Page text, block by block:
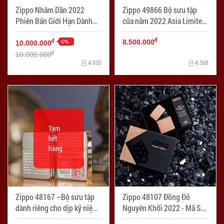
Zippo Nhâm Dần 2022
Phiên Bản Giới Hạn Dành
Riêng Châu Á Hổ Rình Mồi -
Mã SP: ZPC4009
10.000.000đ -0%
10.000.000đ
4.035
Zippo 49866 Bộ sưu tập
của năm 2022 Asia Limited
- Mã SP: ZPC4012
8.500.000đ
4.568
Zippo 48167 –Bộ sưu tập
dành riêng cho dịp kỷ niệm
Ngày sinh của Người Sáng
Tạm
hết
hàng
Zippo 48107 Đồng Đỏ
Nguyên Khối 2022 - Mã SP:
ZPC4029